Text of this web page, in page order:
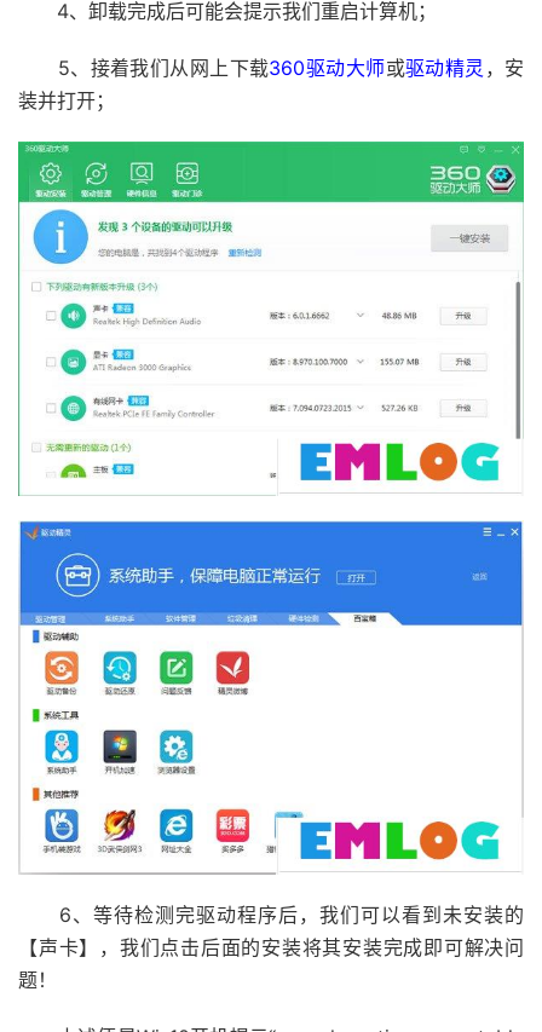
4、卸载完成后可能会提示我们重启计算机；
5、接着我们从网上下载360驱动大师或驱动精灵 ，安
装并打开；
6、等待检测完驱动程序后，我们可以看到未安装的
【声卡】，我们点击后面的安装将其安装完成即可解决问
题！